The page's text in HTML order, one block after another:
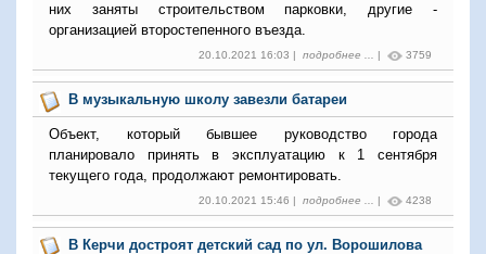
них заняты строительством парковки, другие -
организацией второстепенного въезда.
20.10.2021 16:03 | подробнее ... | 3759
В музыкальную школу завезли батареи
Объект, который бывшее руководство города
планировало принять в эксплуатацию к 1 сентября
текущего года, продолжают ремонтировать.
20.10.2021 15:46 | подробнее ... | 4238
В Керчи достроят детский сад по ул. Ворошилова